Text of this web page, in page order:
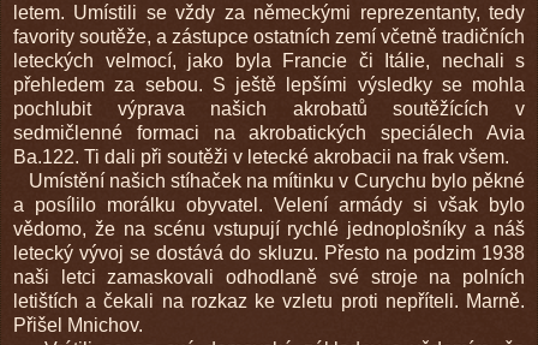
letem. Umístili se vždy za německými reprezentanty, tedy
favority soutěže, a zástupce ostatních zemí včetně tradičních
leteckých velmocí, jako byla Francie či Itálie, nechali s
přehledem za sebou. S ještě lepšími výsledky se mohla
pochlubit výprava našich akrobatů soutěžících v
sedmičlenné formaci na akrobatických speciálech Avia
Ba.122. Ti dali při soutěži v letecké akrobacii na frak všem.
Umístění našich stíhaček na mítinku v Curychu bylo pěkné
a posílilo morálku obyvatel. Velení armády si však bylo
vědomo, že na scénu vstupují rychlé jednoplošníky a náš
letecký vývoj se dostává do skluzu. Přesto na podzim 1938
naši letci zamaskovali odhodlaně své stroje na polních
letištích a čekali na rozkaz ke vzletu proti nepříteli. Marně.
Přišel Mnichov.